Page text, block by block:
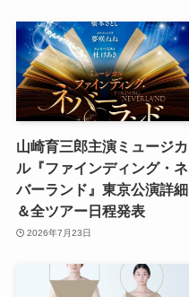
山崎育三郎主演ミュージカ
ル『ファインディング・ネ
バーランド』東京公演詳細
＆全ツアー日程発表
2026年7月23日